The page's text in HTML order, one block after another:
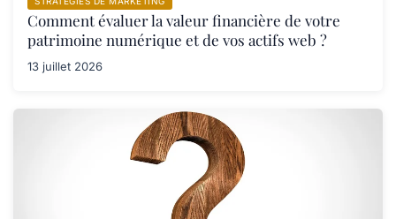
Comment évaluer la valeur financière de votre
patrimoine numérique et de vos actifs web ?
13 juillet 2026